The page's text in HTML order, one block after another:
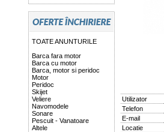
TOATE ANUNTURILE
Barca fara motor
Barca cu motor
Barca, motor si peridoc
Motor
Peridoc
Skijet
Veliere
Navomodele
Sonare
Pescuit - Vanatoare
Altele
Utilizator
Telefon
E-mail
Locatie